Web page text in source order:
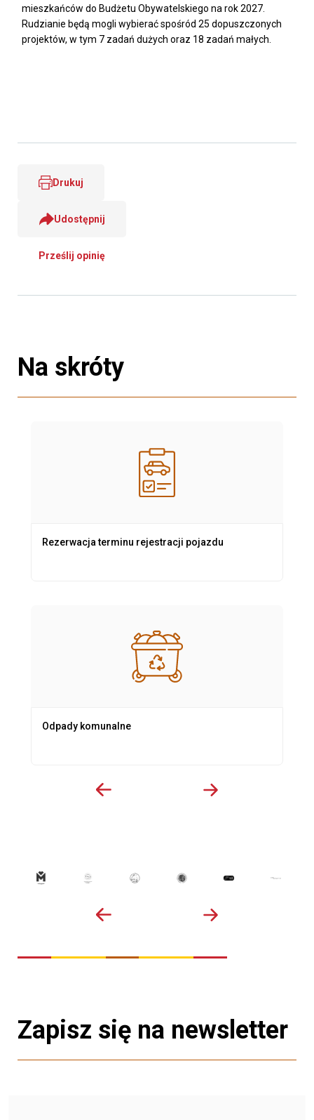
mieszkańców do Budżetu Obywatelskiego na rok 2027.
Rudzianie będą mogli wybierać spośród 25 dopuszczonych
projektów, w tym 7 zadań dużych oraz 18 zadań małych.
Drukuj
Udostępnij
Prześlij opinię
Na skróty
Rezerwacja terminu rejestracji pojazdu
Odpady komunalne
Zapisz się na newsletter